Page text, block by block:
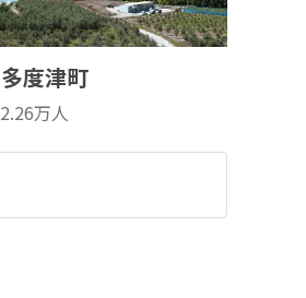
多度津町
2.26万人